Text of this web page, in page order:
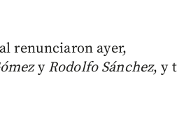
renunciaron ayer,
y Rodolfo Sánchez, y